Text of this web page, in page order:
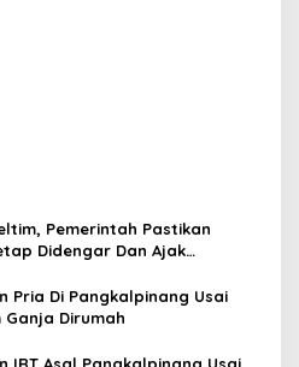
Pemerintah Pastikan
Didengar Dan Ajak
Pria Di Pangkalpinang Usai
Ganja Dirumah